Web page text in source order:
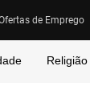
de Emprego
Religião